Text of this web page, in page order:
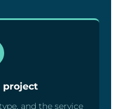
project
and the service